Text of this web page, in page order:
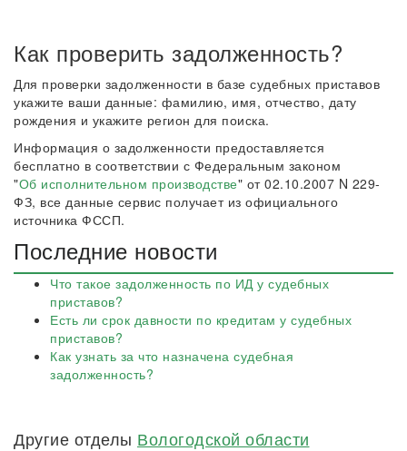
Как проверить задолженность?
Для проверки задолженности в базе судебных приставов
укажите ваши данные: фамилию, имя, отчество, дату
рождения и укажите регион для поиска.
Информация о задолженности предоставляется
бесплатно в соответствии с Федеральным законом
"Об исполнительном производстве" от 02.10.2007 N 229-
ФЗ, все данные сервис получает из официального
источника ФССП.
Последние новости
Что такое задолженность по ИД у судебных
приставов?
Есть ли срок давности по кредитам у судебных
приставов?
Как узнать за что назначена судебная
задолженность?
Другие отделы Вологодской области